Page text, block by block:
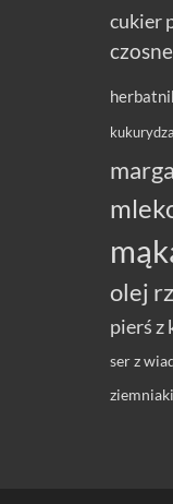
cukier
kukurydza
olej
pierś z
ser z
ziemniaki